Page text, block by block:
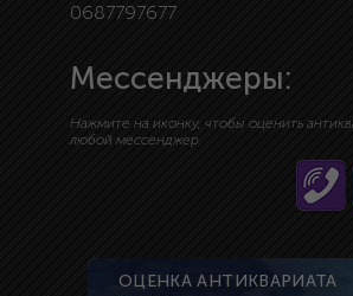
0687797677
Мессенджеры:
Нажмите на иконку, чтобы оценить
любой мессенджер
ОЦЕНКА АНТИКВАРИАТА